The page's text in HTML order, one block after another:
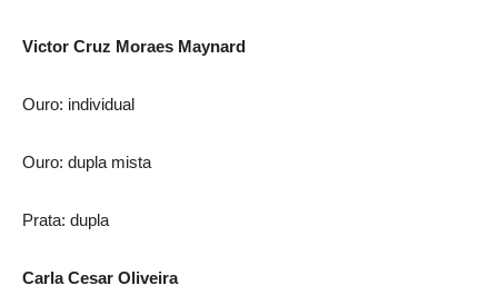
Victor Cruz Moraes Maynard
Ouro: individual
Ouro: dupla mista
Prata: dupla
Carla Cesar Oliveira